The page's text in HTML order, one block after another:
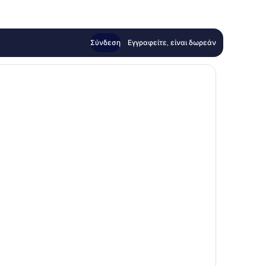
Σύνδεση Εγγραφείτε, είναι δωρεάν